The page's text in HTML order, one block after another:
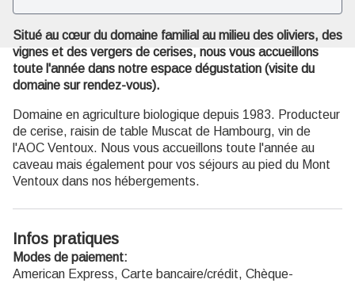
Situé au cœur du domaine familial au milieu des oliviers, des
vignes et des vergers de cerises, nous vous accueillons
toute l'année dans notre espace dégustation (visite du
domaine sur rendez-vous).
Domaine en agriculture biologique depuis 1983. Producteur
de cerise, raisin de table Muscat de Hambourg, vin de
l'AOC Ventoux. Nous vous accueillons toute l'année au
caveau mais également pour vos séjours au pied du Mont
Ventoux dans nos hébergements.
Infos pratiques
Modes de paiement:
American Express, Carte bancaire/crédit, Chèque-